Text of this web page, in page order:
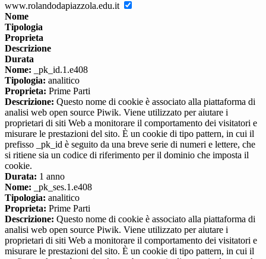
www.rolandodapiazzola.edu.it
Nome
Tipologia
Proprieta
Descrizione
Durata
Nome: _pk_id.1.e408
Tipologia: analitico
Proprieta: Prime Parti
Descrizione: Questo nome di cookie è associato alla piattaforma di
analisi web open source Piwik. Viene utilizzato per aiutare i
proprietari di siti Web a monitorare il comportamento dei visitatori e
misurare le prestazioni del sito. È un cookie di tipo pattern, in cui il
prefisso _pk_id è seguito da una breve serie di numeri e lettere, che
si ritiene sia un codice di riferimento per il dominio che imposta il
cookie.
Durata: 1 anno
Nome: _pk_ses.1.e408
Tipologia: analitico
Proprieta: Prime Parti
Descrizione: Questo nome di cookie è associato alla piattaforma di
analisi web open source Piwik. Viene utilizzato per aiutare i
proprietari di siti Web a monitorare il comportamento dei visitatori e
misurare le prestazioni del sito. È un cookie di tipo pattern, in cui il